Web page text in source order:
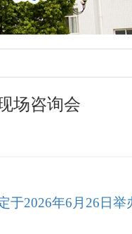
场咨询会
于2026年6月26日举